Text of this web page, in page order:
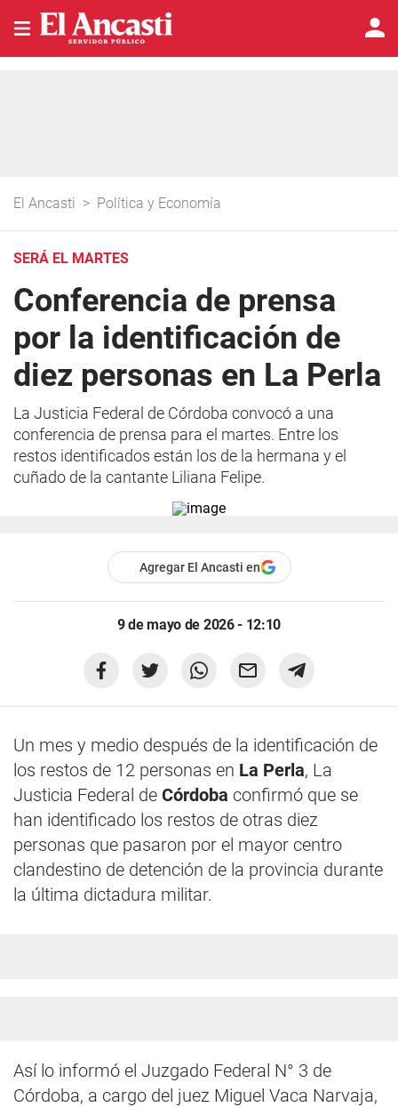
El Ancasti > Política y Economía
SERÁ EL MARTES
Conferencia de prensa
por la identificación de
diez personas en La Perla
La Justicia Federal de Córdoba convocó a una
conferencia de prensa para el martes. Entre los
restos identificados están los de la hermana y el
cuñado de la cantante Liliana Felipe.
Agregar El Ancasti en
9 de mayo de 2026 - 12:10
Un mes y medio después de la identificación de
los restos de 12 personas en La Perla, La
Justicia Federal de Córdoba confirmó que se
han identificado los restos de otras diez
personas que pasaron por el mayor centro
clandestino de detención de la provincia durante
la última dictadura militar.
Así lo informó el Juzgado Federal N° 3 de
Córdoba, a cargo del juez Miguel Vaca Narvaja,